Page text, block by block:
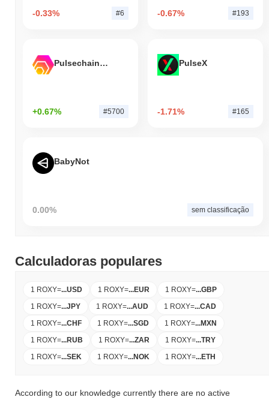
-0.33% #6 -0.67% #193
Pulsechain Bridged HEX (Pulsechain)
+0.67% #5700
PulseX
-1.71% #165
BabyNot
0.00% sem classificação
Calculadoras populares
1 ROXY=...USD 1 ROXY=...EUR 1 ROXY=...GBP
1 ROXY=...JPY 1 ROXY=...AUD 1 ROXY=...CAD
1 ROXY=...CHF 1 ROXY=...SGD 1 ROXY=...MXN
1 ROXY=...RUB 1 ROXY=...ZAR 1 ROXY=...TRY
1 ROXY=...SEK 1 ROXY=...NOK 1 ROXY=...ETH
According to our knowledge currently there are no active